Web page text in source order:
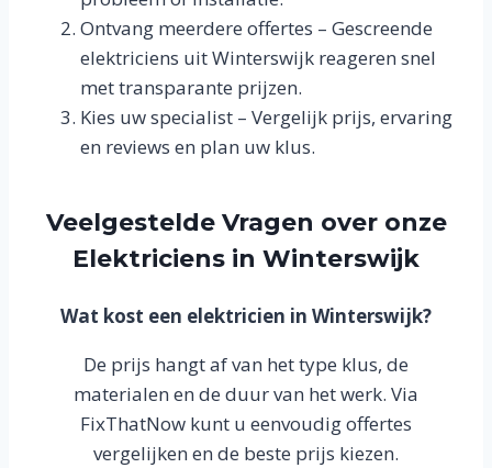
Ontvang meerdere offertes – Gescreende
elektriciens uit Winterswijk reageren snel
met transparante prijzen.
Kies uw specialist – Vergelijk prijs, ervaring
en reviews en plan uw klus.
Veelgestelde Vragen over onze
Elektriciens in Winterswijk
Wat kost een elektricien in Winterswijk?
De prijs hangt af van het type klus, de
materialen en de duur van het werk. Via
FixThatNow kunt u eenvoudig offertes
vergelijken en de beste prijs kiezen.